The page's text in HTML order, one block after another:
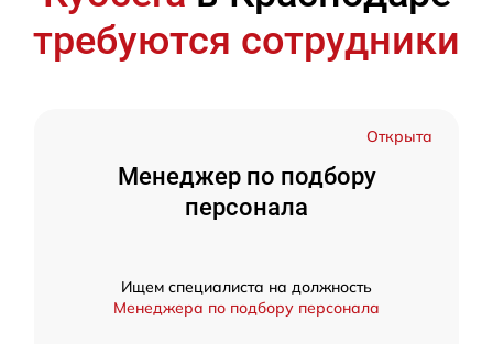
требуются сотрудники
Открыта
Менеджер по подбору
персонала
Ищем специалиста на должность
Менеджера по подбору персонала